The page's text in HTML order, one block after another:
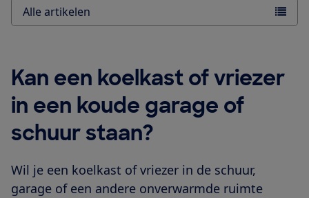
Kan een koelkast of vriezer
in een koude garage of
schuur staan?
Wil je een koelkast of vriezer in de schuur,
garage of een andere onverwarmde ruimte
Alle artikelen